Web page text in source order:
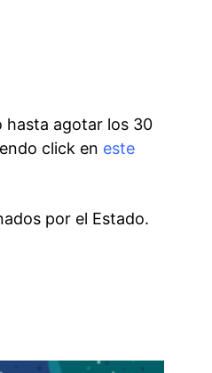
hasta agotar los 30
click en este
por el Estado.